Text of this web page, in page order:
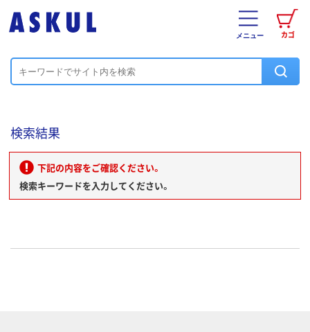
カゴ
メニュー
検索結果
下記の内容をご確認ください。
検索キーワードを入力してください。